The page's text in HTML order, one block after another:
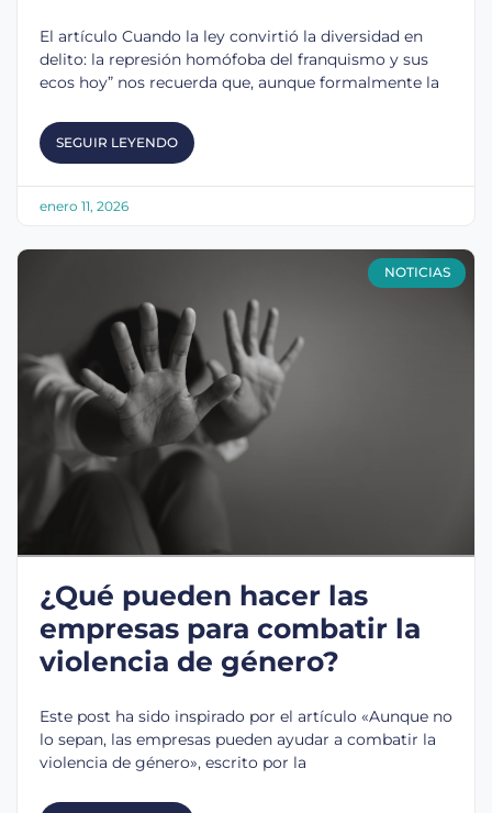
El artículo Cuando la ley convirtió la diversidad en
delito: la represión homófoba del franquismo y sus
ecos hoy” nos recuerda que, aunque formalmente la
SEGUIR LEYENDO
enero 11, 2026
NOTICIAS
¿Qué pueden hacer las
empresas para combatir la
violencia de género?
Este post ha sido inspirado por el artículo «Aunque no
lo sepan, las empresas pueden ayudar a combatir la
violencia de género», escrito por la